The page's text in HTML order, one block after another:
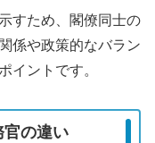
すため、閣僚同士の
係や政策的なバラン
イントです。
官の違い